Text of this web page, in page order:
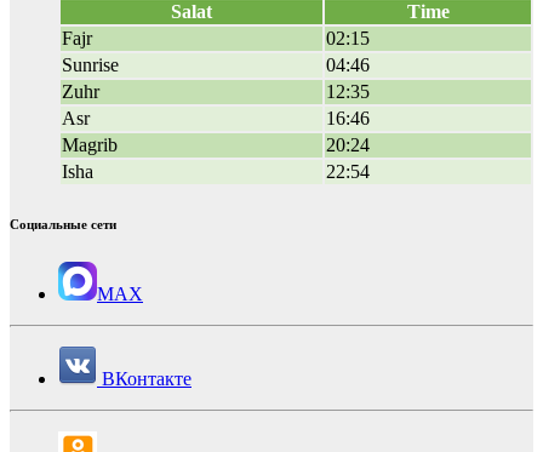
Salat
Time
Fajr
02:15
Sunrise
04:46
Zuhr
12:35
Asr
16:46
Magrib
20:24
Isha
22:54
Социальные сети
MAX
ВКонтакте